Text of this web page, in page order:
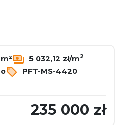
5 032,12 zł/m2
PFT-MS-4420
235 000 zł